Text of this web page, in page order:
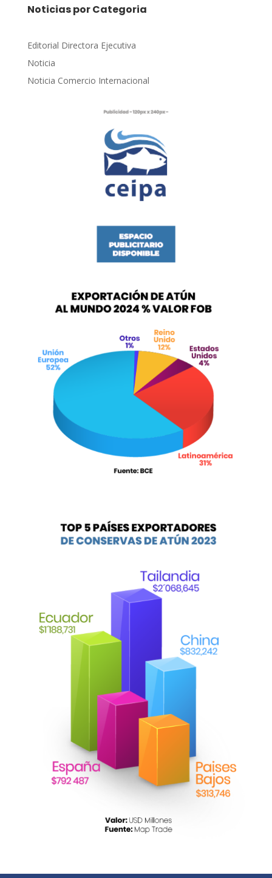
Noticias por Categoria
Editorial Directora Ejecutiva
Noticia
Noticia Comercio Internacional